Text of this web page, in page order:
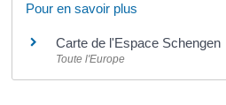
Pour en savoir plus
Carte de l'Espace Schengen
Toute l'Europe